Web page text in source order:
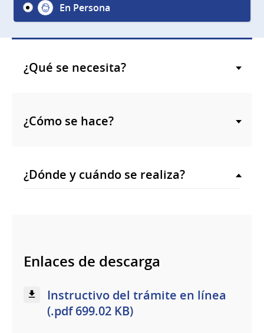
En Persona
¿Qué se necesita?
¿Cómo se hace?
¿Dónde y cuándo se realiza?
Enlaces de descarga
Instructivo del trámite en línea
(.pdf 699.02 KB)